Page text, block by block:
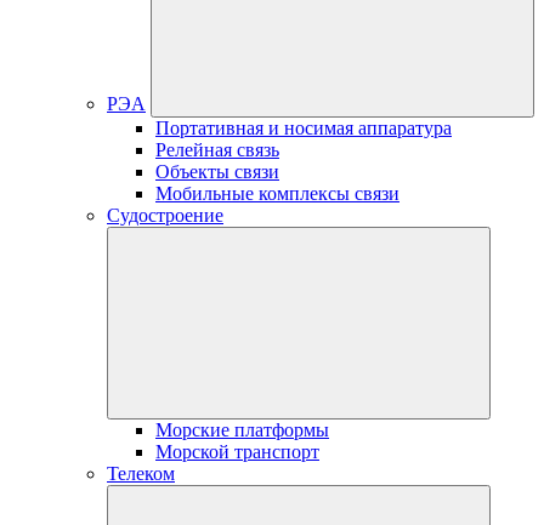
РЭА
Портативная и носимая аппаратура
Релейная связь
Объекты связи
Мобильные комплексы связи
Судостроение
Морские платформы
Морской транспорт
Телеком